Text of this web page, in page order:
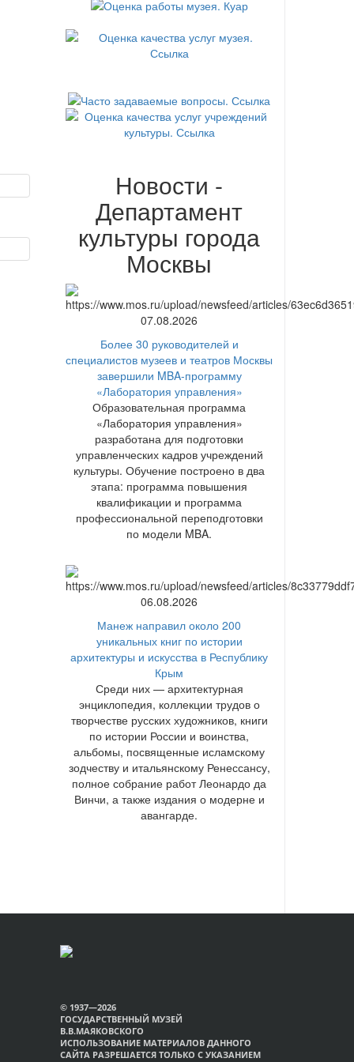
Новости -
Департамент
культуры города
Москвы
07.08.2026
Более 30 руководителей и
специалистов музеев и театров Москвы
завершили MBA-программу
«Лаборатория управления»
Образовательная программа
«Лаборатория управления»
разработана для подготовки
управленческих кадров учреждений
культуры. Обучение построено в два
этапа: программа повышения
квалификации и программа
профессиональной переподготовки
по модели MBA.
06.08.2026
Манеж направил около 200
уникальных книг по истории
архитектуры и искусства в Республику
Крым
Среди них — архитектурная
энциклопедия, коллекции трудов о
творчестве русских художников, книги
по истории России и воинства,
альбомы, посвященные исламскому
зодчеству и итальянскому Ренессансу,
полное собрание работ Леонардо да
Винчи, а также издания о модерне и
авангарде.
© 1937—2026
ГОСУДАРСТВЕННЫЙ МУЗЕЙ
В.В.МАЯКОВСКОГО
ИСПОЛЬЗОВАНИЕ МАТЕРИАЛОВ ДАННОГО
САЙТА РАЗРЕШАЕТСЯ ТОЛЬКО С УКАЗАНИЕМ